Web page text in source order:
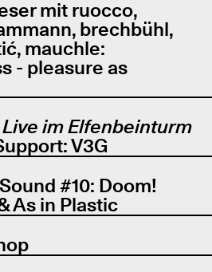
mit ruocco,
brechbühl,
mauchle:
- pleasure as
Live im Elfenbeinturm
V3G
#10: Doom!
As in Plastic